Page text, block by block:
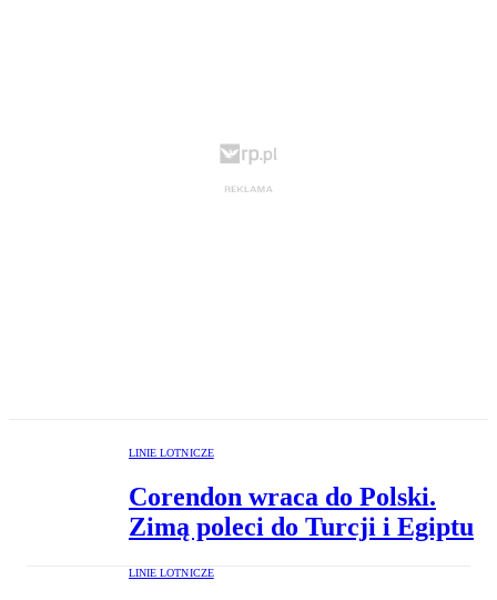
LINIE LOTNICZE
Corendon wraca do Polski.
Zimą poleci do Turcji i Egiptu
LINIE LOTNICZE